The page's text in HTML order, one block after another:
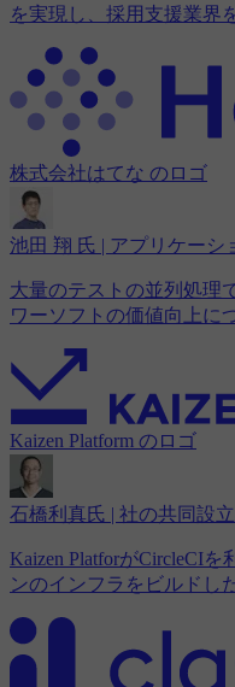
を実現し、採用支援業界
株式会社はてな のロゴ
池田 翔 氏 | アプリケーシ
大量のテストの並列処理
ワーソフトの価値向上に
Kaizen Platform のロゴ
石橋利真氏 | 社の共同設
Kaizen PlatforがCircleCI
ンのインフラをビルドし